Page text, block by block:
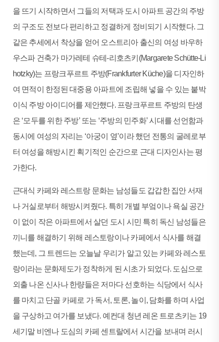
을 뜨기 시작하면서 그들의 저택과 도시 아파트 공간의 주방
의 구조도 전보다 편리하고 정결하게 정비되기 시작했다. 그
같은 추세에서 착상을 얻어 오스트리아 출신의 여성 바우하
우스파 건축가 마가레테 슈테-리호츠키(Margarete Schütte-Li
hotzky)는 프랑크푸르트 주방(Frankfurter Küche)을 디자인하
여 면적이 한정된 대중용 아파트에 조립해 넣을 수 있는 붙박
이식 주방 아이디어를 제안했다. 프랑크푸르트 주방의 탄생
은 ‘모두를 위한 주방’ 또는 ‘주방의 민주화’ 시대를 선언함과
동시에 여성의 자리는 ‘아궁이 옆’이라 했던 전통의 굴레로부
터 여성을 해방시킨 획기적인 순간으로 근대 디자인사는 평
가한다.
근대식 카페와 레스트랑 문화는 남성들도 갑갑한 집안 서재
나 거실로부터 해방시켜줬다. 특히 개별 부엌이나 욕실 공간
이 없이 작은 아파트에서 살던 도시 시민 특히 독신 남성들은
끼니를 해결하기 위해 레스토랑이나 카페에서 식사를 해결
했는데, 그 트렌드는 오늘날 우리가 알고 있는 카페와 레스토
랑이라는 문화제도가 정착하게 된 시초가 되었다. 도심으로
외출 나온 신사나 한량들은 저마다 선호하는 식당에서 식사
를 마치고 단골 카페로 가 독서, 토론, 놀이, 담화를 하며 사업
을 구상하고 여가를 보냈다. 예컨대 청년 레온 트로츠키는 19
세기말 비엔나 도심의 카페 센트랄에서 시간을 보내며 러시